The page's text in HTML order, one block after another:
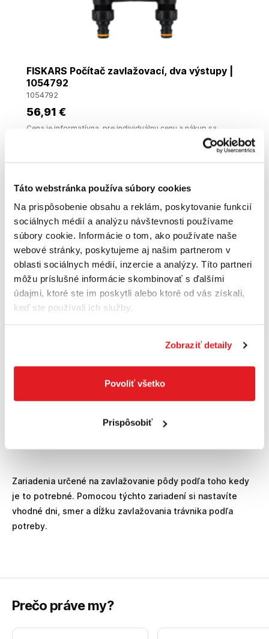
Táto webstránka používa súbory cookies
Na prispôsobenie obsahu a reklám, poskytovanie funkcií
sociálnych médií a analýzu návštevnosti používame
súbory cookie. Informácie o tom, ako používate naše
webové stránky, poskytujeme aj našim partnerom v
oblasti sociálnych médií, inzercie a analýzy. Títo partneri
môžu príslušné informácie skombinovať s ďalšími
údajmi, ktoré ste im poskytli alebo ktoré od vás získali,
keď ste používali ich služby.
Zobraziť detaily
Povoliť všetko
Prispôsobiť
FISKARS Počítač zavlažovací, dva výstupy |
1054792
1054792
56,91 €
Cena je informatívna, pre individuálnu cenu a nákup sa
48,78 €
Cena je informatívna, pre individuálnu cenu a nákup sa
prihláste
Zariadenia určené na zavlažovanie pôdy podľa toho kedy
je to potrebné. Pomocou týchto zariadení si nastavíte
vhodné dni, smer a dĺžku zavlažovania trávnika podľa
potreby.
Prečo práve my?